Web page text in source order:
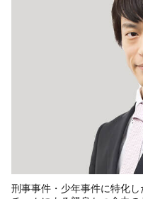
刑事事件・少年事件に特化